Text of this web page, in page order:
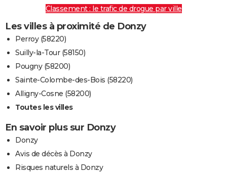
Classement : le trafic de drogue par ville
Les villes à proximité de Donzy
Perroy (58220)
Suilly-la-Tour (58150)
Pougny (58200)
Sainte-Colombe-des-Bois (58220)
Alligny-Cosne (58200)
Toutes les villes
En savoir plus sur Donzy
Donzy
Avis de décès à Donzy
Risques naturels à Donzy